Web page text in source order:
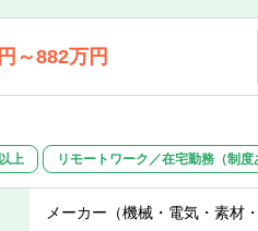
【配属部署】
■経理２部 9名（男性：4名、
～882万円
上 リモートワーク／在宅勤務（制度
メーカー（機械・電気・素材